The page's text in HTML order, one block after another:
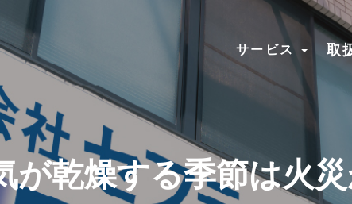
乾燥する季節は火災
サービス 取